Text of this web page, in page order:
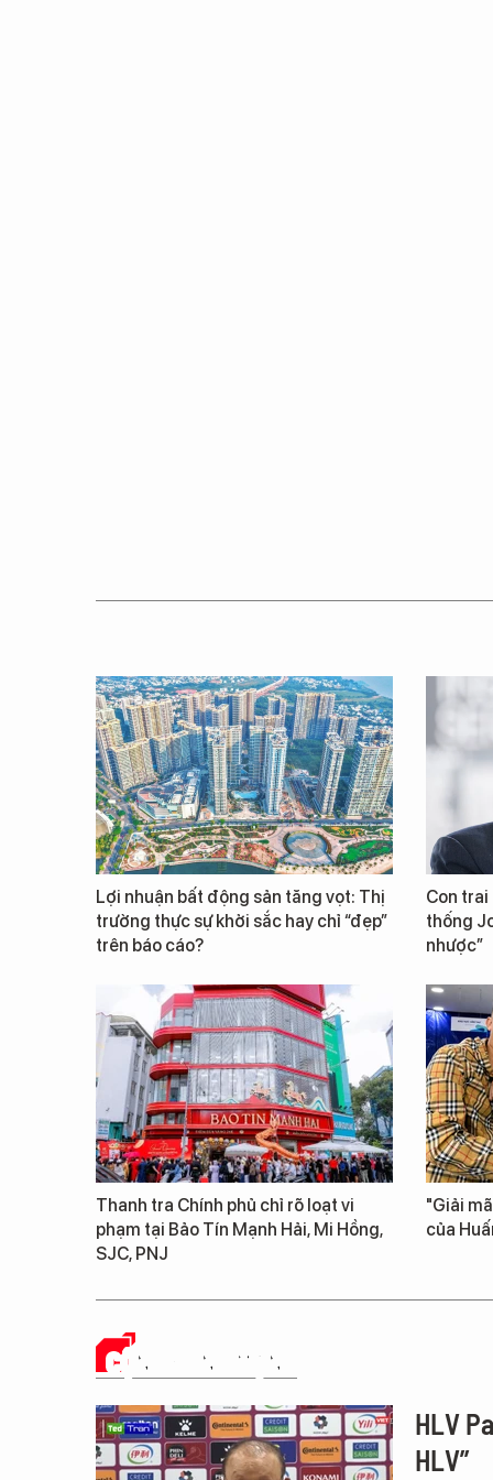
Lợi nhuận bất động sản tăng vọt: Thị
trường thực sự khởi sắc hay chỉ “đẹp”
trên báo cáo?
Con trai
thống
nhược”
Thanh tra Chính phủ chỉ rõ loạt vi
phạm tại Bảo Tín Mạnh Hải, Mi Hồng,
SJC, PNJ
"Giải
của
CỘNG ĐỒNG MẠNG
HLV
HLV”